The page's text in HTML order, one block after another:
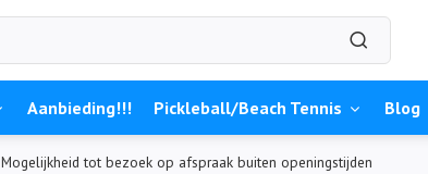
Aanbieding!!! Pickleball/Beach Tennis Blog
Mogelijkheid tot bezoek op afspraak buiten openingstijden